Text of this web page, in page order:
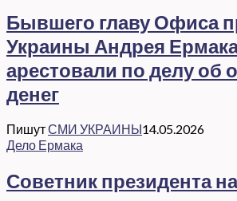
Бывшего главу Офиса
Украины Андрея
арестовали по делу об
денег
ПишутСМИ УКРАИНЫ14.05.2026
Дело Ермака
Советник президента